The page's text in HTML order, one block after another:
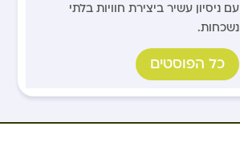
עם ניסיון עשיר ביצירת חוויות בלתי
נשכחות.
כל הפוסטים